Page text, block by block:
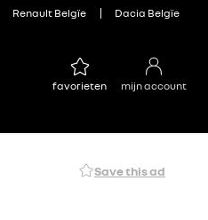
Renault Belgïe Dacia Belgïe
favorieten mijn account
Save this ad